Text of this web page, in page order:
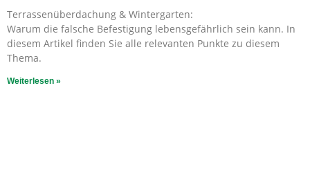
Terrassenüberdachung & Wintergarten:
Warum die falsche Befestigung lebensgefährlich sein kann. In
diesem Artikel finden Sie alle relevanten Punkte zu diesem
Thema.
Weiterlesen »